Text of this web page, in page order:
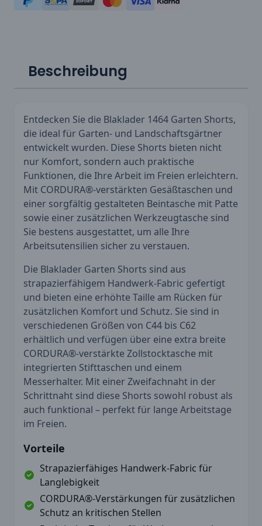
Beschreibung
Entdecken Sie die Blaklader 1464 Garten Shorts,
die ideal für Garten- und Landschaftsgärtner
entwickelt wurden. Diese Shorts bieten nicht
nur Komfort, sondern auch praktische
Funktionen, die Ihre Arbeit im Freien erleichtern.
Mit CORDURA®-verstärkten Gesäßtaschen und
einer sorgfältig gestalteten Beintasche mit Patte
sowie einer zusätzlichen Werkzeugtasche sind
Sie bestens ausgestattet, um alle Ihre
Arbeitsutensilien sicher zu verstauen.
Die Blaklader Garten Shorts sind aus
strapazierfähigem Handwerk-Fabric gefertigt
und bieten eine erhöhte Taille am Rücken für
zusätzlichen Komfort und Schutz. Sie sind in
verschiedenen Größen von C44 bis C62
erhältlich und verfügen über eine extra breite
CORDURA®-verstärkte Zollstocktasche mit
integrierten Stifttaschen und einem
Messerhalter. Mit einer Zweifachnaht in der
Schrittnaht sind diese Shorts sowohl robust als
auch funktional – perfekt für lange Arbeitstage
im Freien.
Vorteile
Strapazierfähiges Handwerk-Fabric für
Langlebigkeit
CORDURA®-Verstärkungen für zusätzlichen
Schutz an kritischen Stellen